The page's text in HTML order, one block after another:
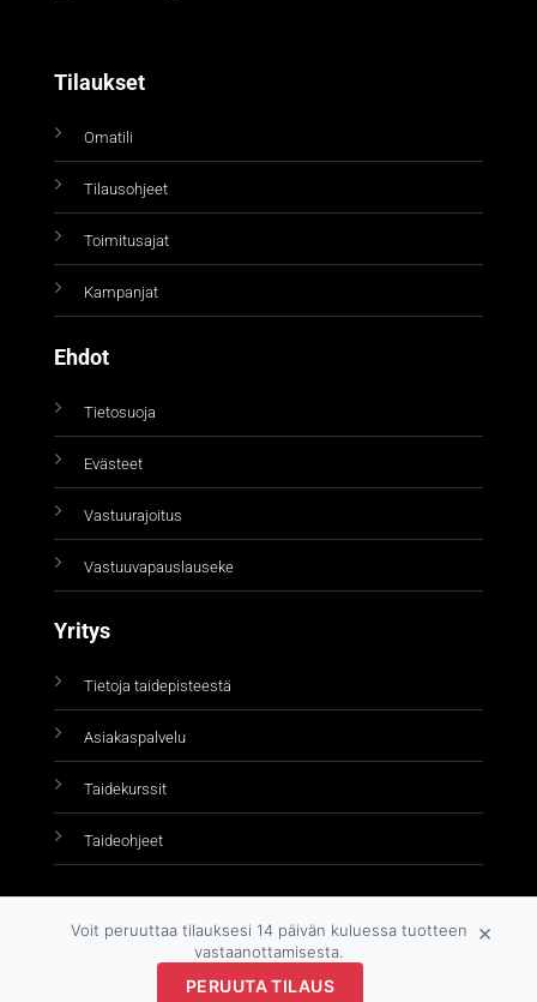
Tilaukset
Omatili
Tilausohjeet
Toimitusajat
Kampanjat
Ehdot
Tietosuoja
Evästeet
Vastuurajoitus
Vastuuvapauslauseke
Yritys
Tietoja taidepisteestä
Asiakaspalvelu
Taidekurssit
Taideohjeet
Voit peruuttaa tilauksesi 14 päivän kuluessa tuotteen
vastaanottamisesta.
PERUUTA TILAUS
×